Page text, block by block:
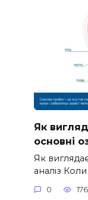
Як
основні
Як
аналіз Коли
0 176